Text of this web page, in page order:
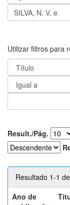
Utilizar filtros para
Result./Pág.
Resultado 1-1
Ano de